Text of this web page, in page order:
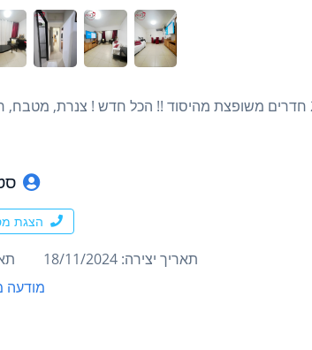
דירת 2.5 חדרים משופצת מהיסוד !! הכל חדש ! צנרת,
הצגת
תאריך יצירה: 18/11/2024
מודעה